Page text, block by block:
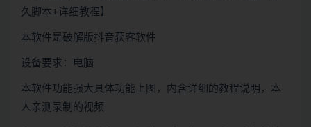
久脚本+详细教程】
本软件是破解版抖音获客软件
设备要求：电脑
本软件功能强大具体功能上图，内含详细的教程说明，本
人亲测录制的视频